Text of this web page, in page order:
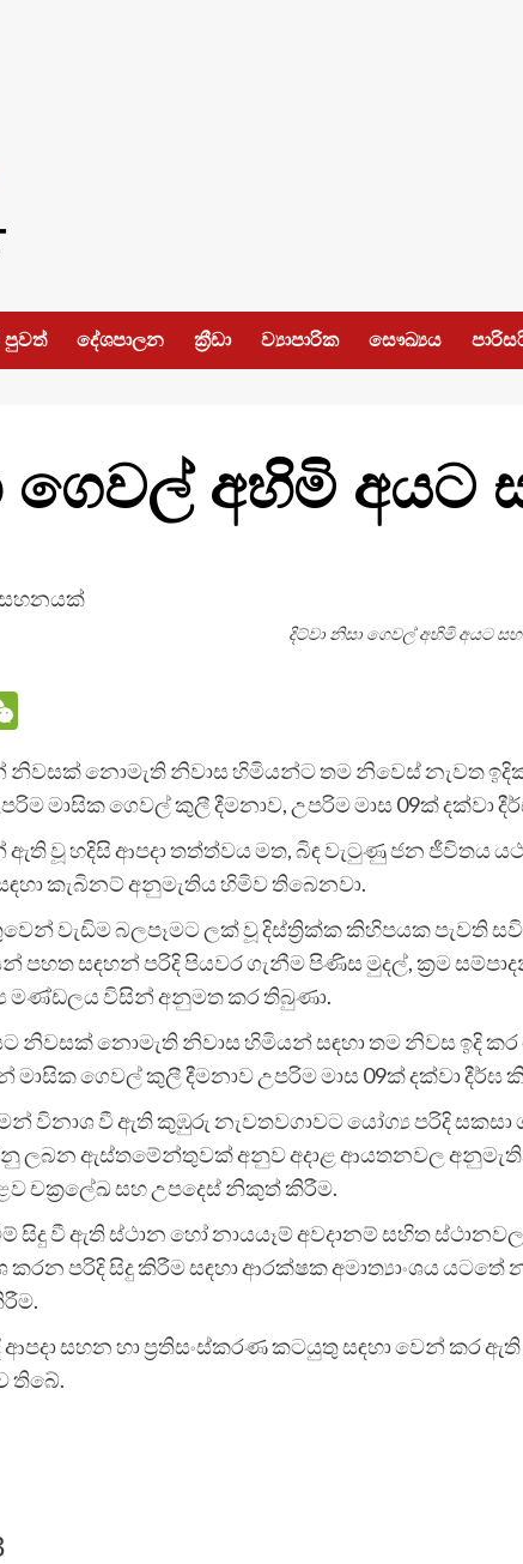
පුවත් දේශපාලන ක්‍රීඩා ව්‍යාපාරික සෞඛ්‍යය
ගෙවල් අහිමි
දිට්වා නිසා ගෙවල් අහිමි අයට
WeChat
නොමැති නිවාස හිමියන්ට තම නිවෙස් නැවත
මාසික ගෙවල් කුලී දීමනාව, උපරිම මාස 09ක් දක්වා
වූ හදිසි ආපදා තත්ත්වය මත, බිඳ වැටුණු ජන ජීවිතය
කැබිනට් අනුමැතිය හිමිව තිබෙනවා.
වැඩිම බලපෑමට ලක් වූ දිස්ත්‍රික්ක කිහිපයක පැවති
පහත සඳහන් පරිදි පියවර ගැනීම පිණිස මුදල්, ක්‍රම
මණ්ඩලය විසින් අනුමත කර තිබුණා.
නිවසක් නොමැති නිවාස හිමියන් සඳහා තම නිවස ඉදි
මාසික ගෙවල් කුලී දීමනාව උපරිම මාස 09ක් දක්වා
විනාශ වී ඇති කුඹුරු නැවතවගාවට යෝග්‍ය පරිදි
ලබන ඇස්තමේන්තුවක් අනුව අදාළ ආයතනවල
චක්‍රලේඛ සහ උපදෙස් නිකුත් කිරීම.
සිදු වී ඇති ස්ථාන හෝ නායයෑම් අවදානම් සහිත
පරිදි සිදු කිරීම සඳහා ආරක්ෂක අමාත්‍යාංශය
ආපදා සහන හා ප්‍රතිසංස්කරණ කටයුතු සඳහා වෙන් කර
තිබේ.